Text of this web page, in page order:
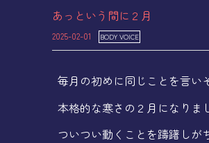
あっという間に２月
2025-02-01 BODY VOICE
毎月の初めに同じことを言い
本格的な寒さの２月になりま
ついつい動くことを躊躇しが